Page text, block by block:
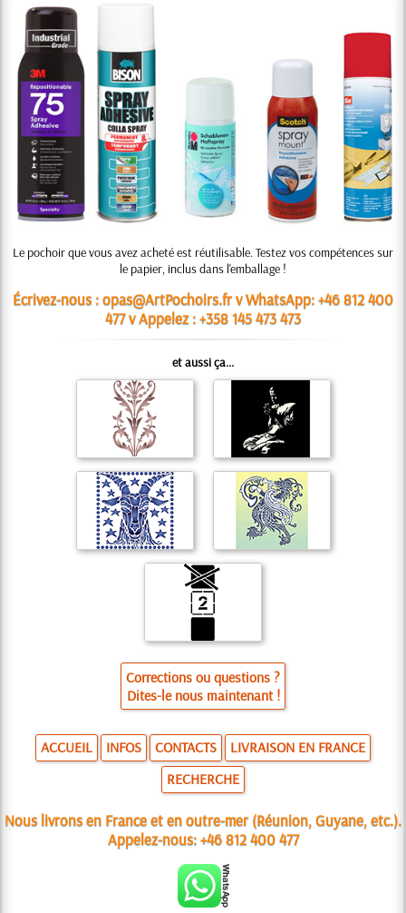
Le pochoir que vous avez acheté est réutilisable. Testez vos compétences sur
le papier, inclus dans l'emballage !
Écrivez-nous : opas@ArtPochoirs.fr v WhatsApp: +46 812 400
477 v Appelez : +358 145 473 473
et aussi ça...
Corrections ou questions ?
Dites-le nous maintenant !
ACCUEIL INFOS CONTACTS
LIVRAISON EN FRANCE
RECHERCHE
Nous livrons en France et en outre-mer (Réunion, Guyane, etc.).
Appelez-nous:+46 812 400 477